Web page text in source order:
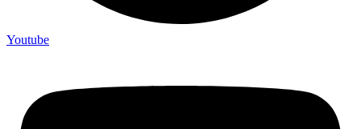
Youtube